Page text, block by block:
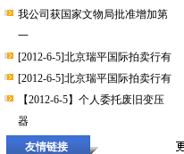
我公司获国家文物局批准增加第
一
[2012-6-5]北京瑞平国际拍卖行有
[2012-6-5]北京瑞平国际拍卖行有
【2012-6-5】个人委托废旧变压
器
友情链接